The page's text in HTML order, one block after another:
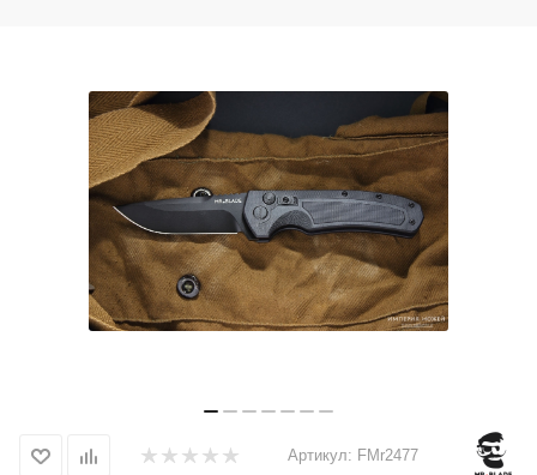
Артикул: FMr2477